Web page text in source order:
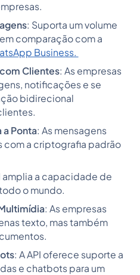
: Suporta um volume
comparação com a
Business.
Clientes: As empresas
notificações e se
bidirecional
Ponta: As mensagens
com a criptografia padrão
amplia a capacidade de
o mundo.
: As empresas
texto, mas também
: A API oferece suporte a
e chatbots para um